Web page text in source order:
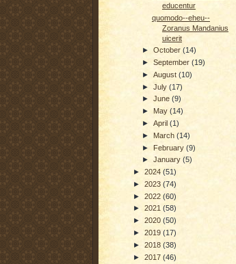
educentur
quomodo--eheu--
Zoranus Mandanius
uicerit
►October(14)
►September(19)
►August(10)
►July(17)
►June(9)
► May(14)
►April(1)
► March(14)
►February(9)
►January(5)
► 2024 (51)
► 2023 (74)
► 2022 (60)
► 2021 (58)
► 2020 (50)
► 2019 (17)
► 2018 (38)
► 2017 (46)